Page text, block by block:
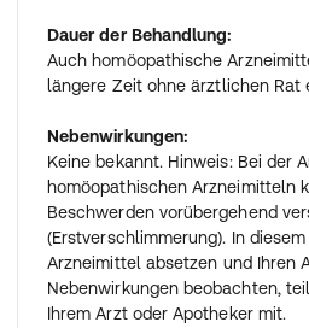
Dauer der Behandlung:
Auch homöopathische
längere Zeit ohne ärztlichen Rat
Nebenwirkungen:
Keine bekannt. Hinweis: Bei der
homöopathischen Arzneimitteln
Beschwerden vorübergehend
(Erstverschlimmerung). In
Arzneimittel absetzen und Ihren
Nebenwirkungen beobachten,
Ihrem Arzt oder Apotheker mit.